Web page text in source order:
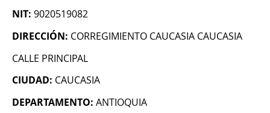
NIT: 9020519082
DIRECCIÓN: CORREGIMIENTO CAUCASIA CAUCASIA
CALLE PRINCIPAL
CIUDAD: CAUCASIA
DEPARTAMENTO: ANTIOQUIA